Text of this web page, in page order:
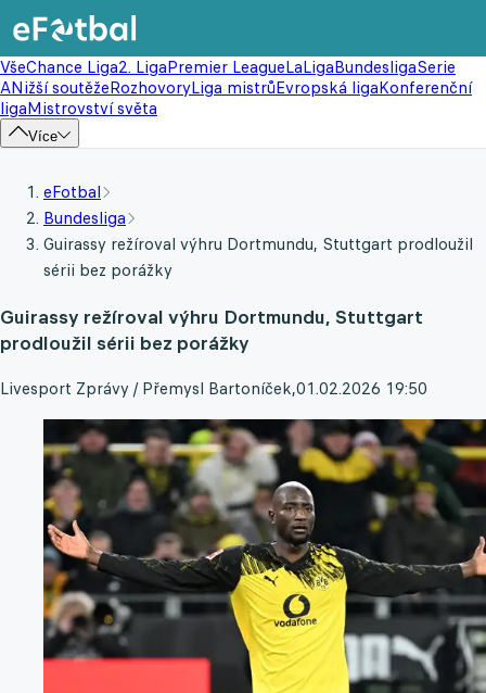
VšeChance Liga2. LigaPremier LeagueLaLigaBundesligaSerie
ANižší soutěžeRozhovoryLiga mistrůEvropská ligaKonferenční
ligaMistrovství světa
Více
eFotbal
Bundesliga
Guirassy režíroval výhru Dortmundu, Stuttgart prodloužil
sérii bez porážky
Guirassy režíroval výhru Dortmundu, Stuttgart
prodloužil sérii bez porážky
Livesport Zprávy / Přemysl Bartoníček,01.02.2026 19:50